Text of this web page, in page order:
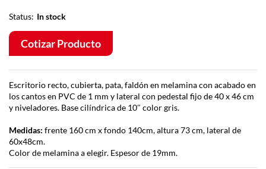
Status: In stock
Cotizar Producto
Escritorio recto, cubierta, pata, faldón en melamina con acabado en
los cantos en PVC de 1 mm y lateral con pedestal fijo de 40 x 46 cm
y niveladores. Base cilíndrica de 10″ color gris.
Medidas: frente 160 cm x fondo 140cm, altura 73 cm, lateral de
60x48cm.
Color de melamina a elegir. Espesor de 19mm.